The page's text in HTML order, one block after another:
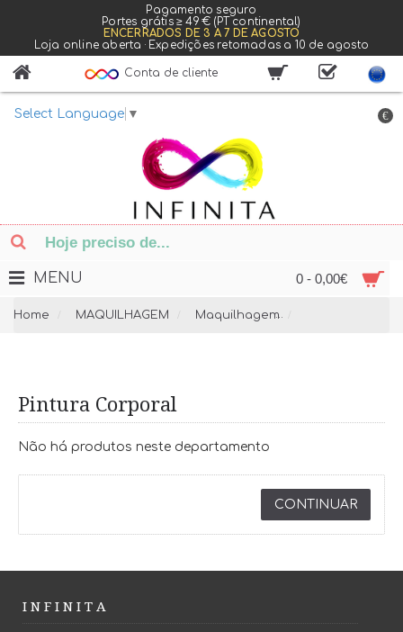
Pagamento seguro
Portes grátis ≥ 49 € (PT continental)
ENCERRADOS DE 3 A 7 DE AGOSTO
Loja online aberta · Expedições retomadas a 10 de agosto
Select Language ▼
Conta de cliente
€
0 - 0,00€
MENU
Home MAQUILHAGEM Maquilhagem
Pintura Corporal
Não há produtos neste departamento
CONTINUAR
I N F I N I T A